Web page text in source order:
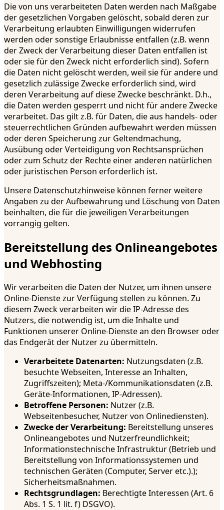
Die von uns verarbeiteten Daten werden nach Maßgabe
der gesetzlichen Vorgaben gelöscht, sobald deren zur
Verarbeitung erlaubten Einwilligungen widerrufen
werden oder sonstige Erlaubnisse entfallen (z.B. wenn
der Zweck der Verarbeitung dieser Daten entfallen ist
oder sie für den Zweck nicht erforderlich sind). Sofern
die Daten nicht gelöscht werden, weil sie für andere und
gesetzlich zulässige Zwecke erforderlich sind, wird
deren Verarbeitung auf diese Zwecke beschränkt. D.h.,
die Daten werden gesperrt und nicht für andere Zwecke
verarbeitet. Das gilt z.B. für Daten, die aus handels- oder
steuerrechtlichen Gründen aufbewahrt werden müssen
oder deren Speicherung zur Geltendmachung,
Ausübung oder Verteidigung von Rechtsansprüchen
oder zum Schutz der Rechte einer anderen natürlichen
oder juristischen Person erforderlich ist.
Unsere Datenschutzhinweise können ferner weitere
Angaben zu der Aufbewahrung und Löschung von Daten
beinhalten, die für die jeweiligen Verarbeitungen
vorrangig gelten.
Bereitstellung des Onlineangebotes
und Webhosting
Wir verarbeiten die Daten der Nutzer, um ihnen unsere
Online-Dienste zur Verfügung stellen zu können. Zu
diesem Zweck verarbeiten wir die IP-Adresse des
Nutzers, die notwendig ist, um die Inhalte und
Funktionen unserer Online-Dienste an den Browser oder
das Endgerät der Nutzer zu übermitteln.
Verarbeitete Datenarten: Nutzungsdaten (z.B.
besuchte Webseiten, Interesse an Inhalten,
Zugriffszeiten); Meta-/Kommunikationsdaten (z.B.
Geräte-Informationen, IP-Adressen).
Betroffene Personen: Nutzer (z.B.
Webseitenbesucher, Nutzer von Onlinediensten).
Zwecke der Verarbeitung: Bereitstellung unseres
Onlineangebotes und Nutzerfreundlichkeit;
Informationstechnische Infrastruktur (Betrieb und
Bereitstellung von Informationssystemen und
technischen Geräten (Computer, Server etc.).);
Sicherheitsmaßnahmen.
Rechtsgrundlagen: Berechtigte Interessen (Art. 6
Abs. 1 S. 1 lit. f) DSGVO).